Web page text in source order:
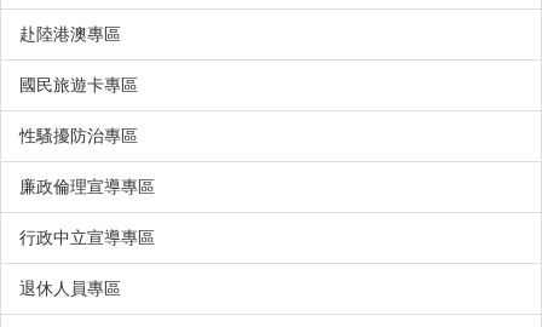
赴陸港澳專區
國民旅遊卡專區
性騷擾防治專區
廉政倫理宣導專區
行政中立宣導專區
退休人員專區